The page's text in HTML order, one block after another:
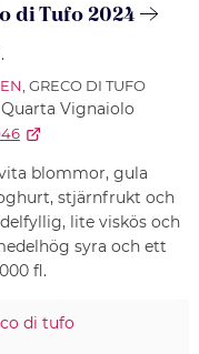
di Tufo 2024
, GRECO DI TUFO
Vignaiolo
blommor, gula
stjärnfrukt och
lite viskös och
syra och ett
fl.
di tufo